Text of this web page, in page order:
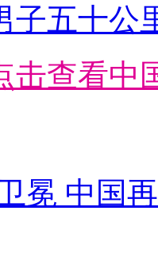
子五十公
击查看中
冕 中国